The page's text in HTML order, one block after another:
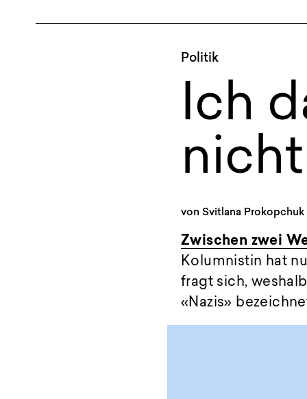
Politik
Ich
von Svitlana Prokopchuk
Zwischen zwei
Kolumnistin hat
fragt sich,
«Nazis»